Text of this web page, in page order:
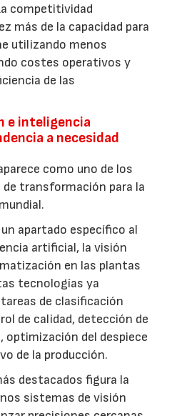
competitividad
más de la capacidad para
utilizando menos
costes operativos y
de las
e inteligencia
a necesidad
como uno de los
transformación para la
apartado específico al
artificial, la visión
en las plantas
tecnologías ya
de clasificación
de calidad, detección de
optimización del despiece
de la producción.
destacados figura la
sistemas de visión